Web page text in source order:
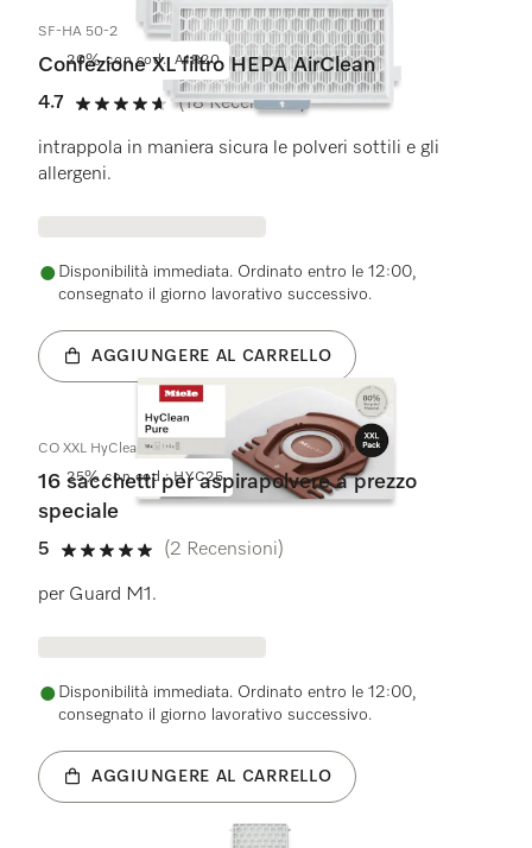
20% con cod.: AIR20
SF-HA 50-2
Confezione XL filtro HEPA AirClean
4.7
4.7 su 5 stelle
(18 Recensioni)
intrappola in maniera sicura le polveri sottili e gli
allergeni.
Disponibilità immediata. Ordinato entro le 12:00,
consegnato il giorno lavorativo successivo.
AGGIUNGERE AL CARRELLO
25% con cod.: HYC25
CO XXL HyClean Pure
16 sacchetti per aspirapolvere a prezzo
speciale
5
5 su 5 stelle
(2 Recensioni)
per Guard M1.
Disponibilità immediata. Ordinato entro le 12:00,
consegnato il giorno lavorativo successivo.
AGGIUNGERE AL CARRELLO